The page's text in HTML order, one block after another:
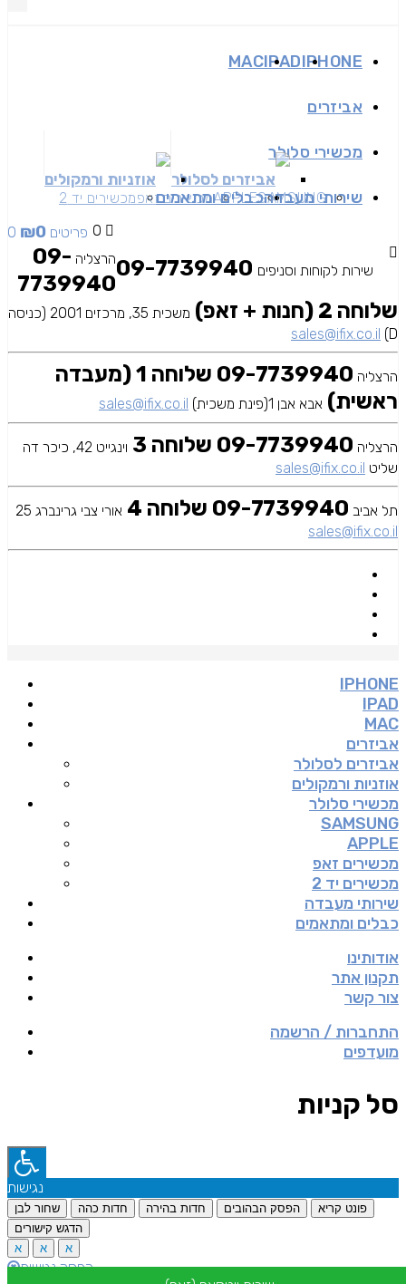
IPHONE
IPAD
MAC
אביזרים
אביזרים לסלולר אוזניות ורמקולים
מכשירי סלולר
SAMSUNG
APPLEמכשירים זאפמכשירים יד 2 שירותי מעבדהכבלים ומתאמים
0 0 פריטים ₪0
שירות לקוחות וסניפים
הרצליה 09-
7739940
שלוחה 2 (חנות + זאפ)
משכית 35, מרכזים 2001 (כניסה
D)
sales@ifix.co.il
הרצליה
09-7739940 שלוחה 1 (מעבדה
ראשית) אבא אבן 1(פינת משכית) sales@ifix.co.il
הרצליה 09-7739940 שלוחה 3
וינגייט 42, כיכר דה
שליט sales@ifix.co.il
תל אביב 09-7739940 שלוחה 4
אורי צבי גרינברג 25
sales@ifix.co.il
IPHONE
IPAD
MAC
אביזרים
אביזרים לסלולר
אוזניות ורמקולים
מכשירי סלולר
SAMSUNG
APPLE
מכשירים זאפ
מכשירים יד 2
שירותי מעבדה
כבלים ומתאמים
אודותינו
תקנון אתר
צור קשר
התחברות / הרשמה
מועדפים
סל קניות
נגישות
שחור לבן חדות כהה חדות בהירה הפסק הבהובים
פונט קריא
הדגש קישורים
א
א א
הפסק נגישות